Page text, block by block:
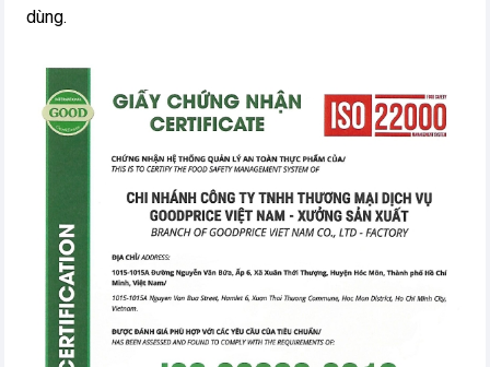
dùng.